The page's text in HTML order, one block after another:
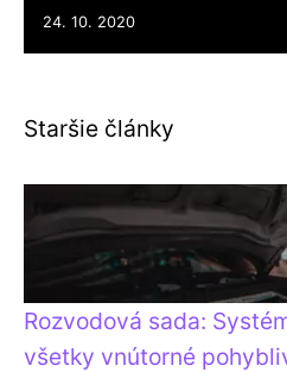
24. 10. 2020
Staršie články
Rozvodová sada:
všetky vnútorné